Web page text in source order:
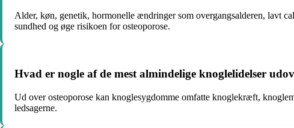
Alder, køn, genetik, hormonelle ændringer som overgangsalderen, lavt
sundhed og øge risikoen for osteoporose.
Hvad er nogle af de mest almindelige knoglelidelser
Ud over osteoporose kan knoglesygdomme omfatte knoglekræft,
ledsagerne.